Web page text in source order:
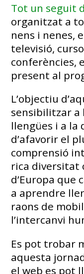
Tot un seguit
organitzat a
nens i nenes,
televisió,
conferències,
present al
L’objectiu
sensibilitzar a
llengües i a
d’afavorir el
comprensió
rica diversitat
d’Europa
a aprendre
raons de
l’intercanvi
Es pot trobar
aquesta
el web es pot